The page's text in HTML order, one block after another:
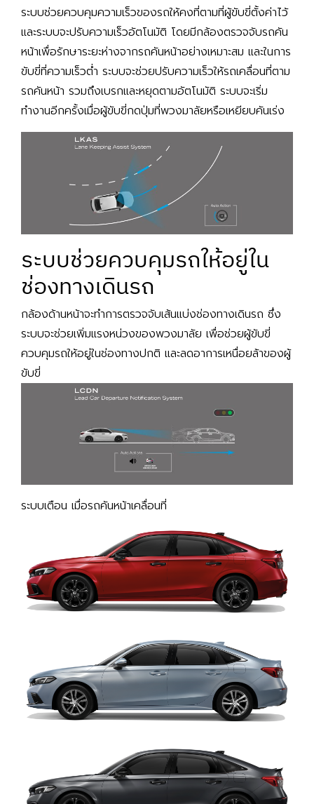
ระบบช่วยควบคุมความเร็วของรถให้คงที่ตามที่ผู้ขับขี่ตั้งค่าไว้
และระบบจะปรับความเร็วอัตโนมัติ โดยมีกล้องตรวจจับรถคัน
หน้าเพื่อรักษาระยะห่างจากรถคันหน้าอย่างเหมาะสม และในการ
ขับขี่ที่ความเร็วต่ำ ระบบจะช่วยปรับความเร็วให้รถเคลื่อนที่ตาม
รถคันหน้า รวมถึงเบรกและหยุดตามอัตโนมัติ ระบบจะเริ่ม
ทำงานอีกครั้งเมื่อผู้ขับขี่กดปุ่มที่พวงมาลัยหรือเหยียบคันเร่ง
ระบบช่วยควบคุมรถให้อยู่ใน
ช่องทางเดินรถ
กล้องด้านหน้าจะทำการตรวจจับเส้นแบ่งช่องทางเดินรถ ซึ่ง
ระบบจะช่วยเพิ่มแรงหน่วงของพวงมาลัย เพื่อช่วยผู้ขับขี่
ควบคุมรถให้อยู่ในช่องทางปกติ และลดอาการเหนื่อยล้าของผู้
ขับขี่
ระบบเตือน เมื่อรถคันหน้าเคลื่อนที่